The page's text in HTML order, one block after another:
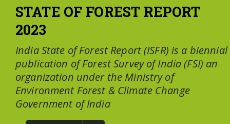
STATE OF FOREST REPORT
2023
India State of Forest Report (ISFR) is a biennial
publication of Forest Survey of India (FSI) an
organization under the Ministry of
Environment Forest & Climate Change
Government of India